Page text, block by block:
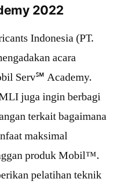
2022
Indonesia (PT.
acara
Serv℠ Academy.
juga ingin berbagi
terkait bagaimana
maksimal
produk Mobil™.
pelatihan teknik